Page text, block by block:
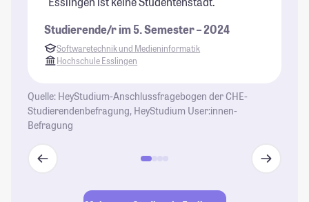
Studierende/r im 5. Semester – 2024
Softwaretechnik und Medieninformatik
Hochschule Esslingen
Quelle: HeyStudium-Anschlussfragebogen der CHE-
Studierendenbefragung, HeyStudium User:innen-
Befragung